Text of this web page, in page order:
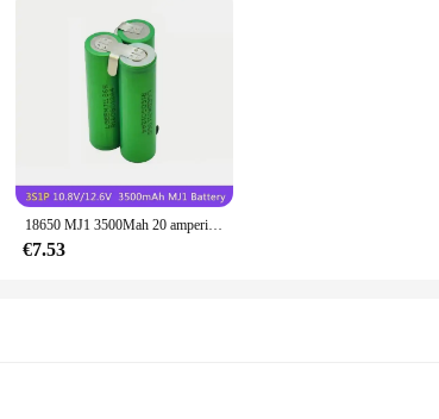
18650 MJ1 3500Mah 20 amperios 3S 4S 5S 6S 8S 7,4 V 12,6 V 14,8 V 18V 25,2 V 29,6 V para batería Schroevendraaierijen Lassen
€7.53